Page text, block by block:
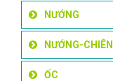
NƯỚNG
NƯỚNG-CHIÊN
ỐC